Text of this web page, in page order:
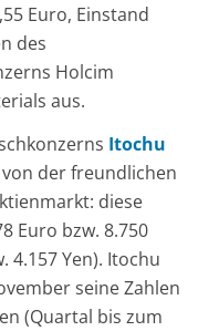
Euro, Einstand
des
Holcim
aus.
Itochu
der freundlichen
diese
Euro bzw. 8.750
4.157 Yen). Itochu
seine Zahlen
(Quartal bis zum